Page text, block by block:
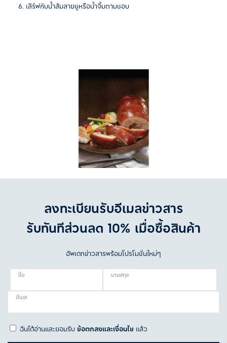
เสิร์ฟกับน้ำส้มสายชูหรือน้ำจิ้มตามชอบ
ลงทะเบียนรับอีเมลข่าวสาร
รับทันทีส่วนลด 10% เมื่อซื้อสินค้า
อัพเดทข่าวสารพร้อมโปรโมชั่นใหม่ๆ
ชื่อ นามสกุล
อีเมล
ฉันได้อ่านและยอมรับข้อตกลงและเงื่อนไข แล้ว